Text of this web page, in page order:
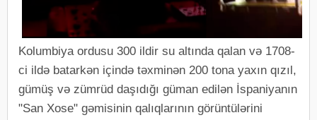
Kolumbiya ordusu 300 ildir su altında qalan və 1708-
ci ildə batarkən içində təxminən 200 tona yaxın qızıl,
gümüş və zümrüd daşıdığı güman edilən İspaniyanın
"San Xose" gəmisinin qalıqlarının görüntülərini